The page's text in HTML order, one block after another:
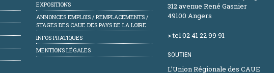
EXPOSITIONS
ANNONCES EMPLOIS / REMPLACEMENTS /
STAGES DES CAUE DES PAYS DE LA LOIRE
INFOS PRATIQUES
MENTIONS LÉGALES
312 avenue René Gasnier
49100 Angers
> tel 02 41 22 99 91
SOUTIEN
L’Union Régionale des CAUE